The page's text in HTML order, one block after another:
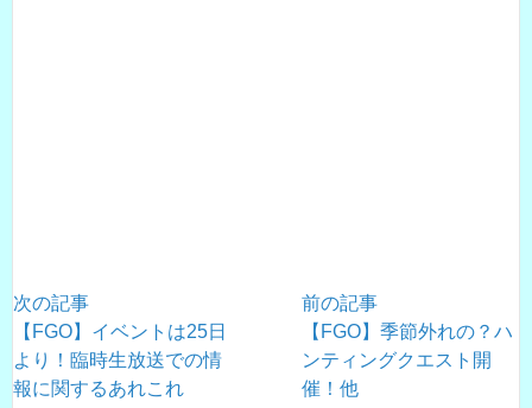
前の記事
【FGO】季節外れの？ハ
ンティングクエスト開
催！他
次の記事
【FGO】イベントは25日
より！臨時生放送での情
報に関するあれこれ